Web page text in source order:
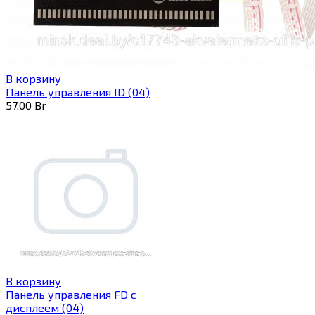
В корзину
Панель управления ID (04)
57,00 Br
В корзину
Панель управления FD с
дисплеем (04)